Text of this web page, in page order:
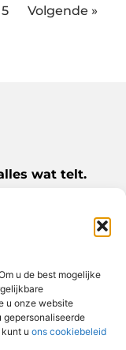
u de best mogelijke
u onze website
u ons cookiebeleid
5 Volgende »
wat telt.
artikelen die
uit het